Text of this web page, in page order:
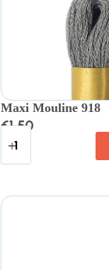
Maxi Mouline 918
€1.50